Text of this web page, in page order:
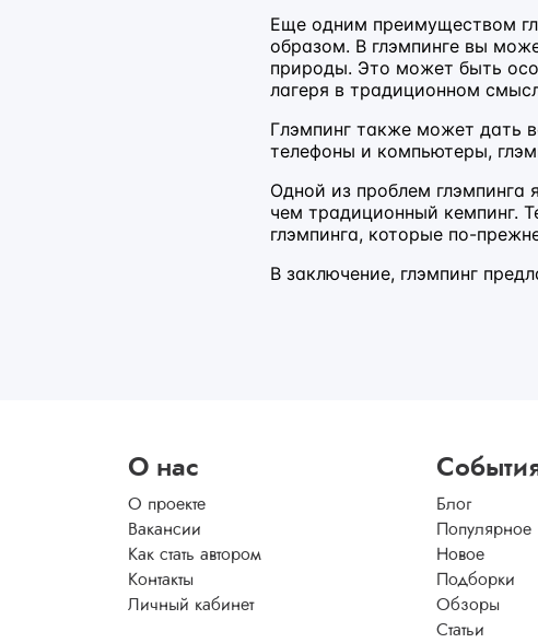
Еще одним преимуществом
образом. В глэмпинге вы
природы. Это может быть
лагеря в традиционном
Глэмпинг также может дать
телефоны и компьютеры,
Одной из проблем
чем традиционный кемпинг.
глэмпинга, которые по-
В заключение, глэмпинг
О нас
О проекте
Вакансии
Как стать автором
Контакты
Личный кабинет
Блог
Популярное
Новое
Подборки
Обзоры
Статьи